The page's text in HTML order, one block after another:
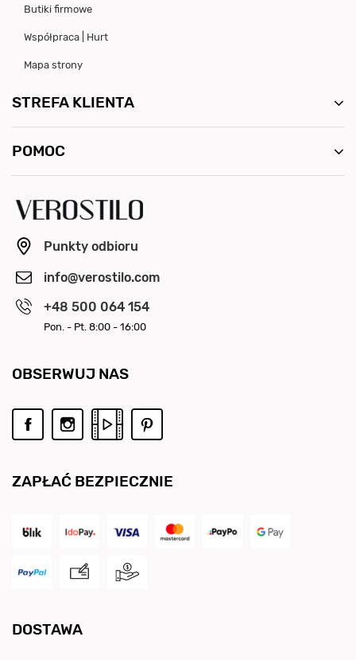
Butiki firmowe
Współpraca | Hurt
Mapa strony
STREFA KLIENTA
POMOC
Punkty odbioru
info@verostilo.com
+48 500 064 154
Pon. - Pt. 8:00 - 16:00
ZAPŁAĆ BEZPIECZNIE
DOSTAWA
OBSERWUJ NAS